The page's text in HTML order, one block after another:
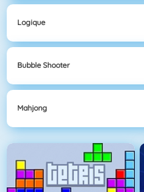
Logique
Bubble Shooter
Mahjong